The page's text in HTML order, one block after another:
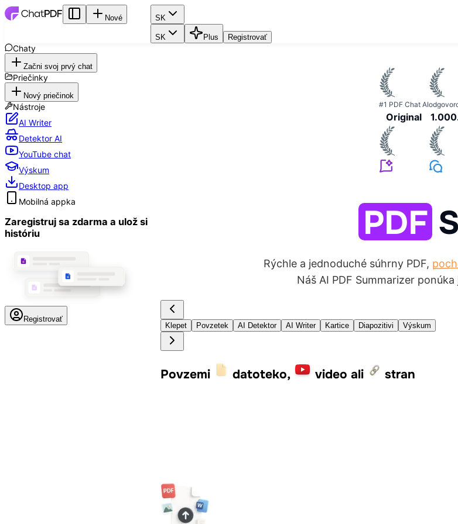
Nové SK
SK Plus Registrovať
Chaty
Začni svoj prvý chat
Priečinky
Nový priečinok
Nástroje
AI Writer
Detektor AI
YouTube chat
Výskum
Desktop app
Mobilná appka
Zaregistruj sa zdarma a ulož si
históriu
Registrovať
#1 PDF Chat AI
Original
PDF
Rýchle a jednoduché súhrny PDF,
Náš AI PDF Summarizer
Klepet Povzetek AI Detektor AI Writer Kartice Diapozitivi Výskum
Povzemi datoteko, video ali stran